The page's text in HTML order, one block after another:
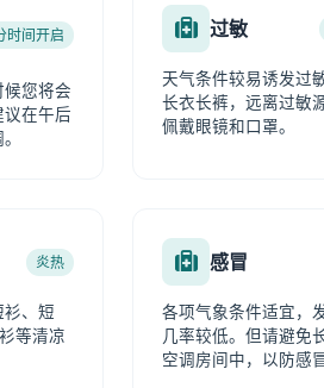
时间开启
候您将会
在午后
过敏
天气条件较易诱发过
长衣长裤，远离过敏
佩戴眼镜和口罩。
炎热
衫、短
等清凉
感冒
各项气象条件适宜，
几率较低。但请避免
空调房间中，以防感